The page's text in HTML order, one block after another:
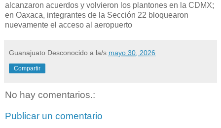
alcanzaron acuerdos y volvieron los plantones en la CDMX;
en Oaxaca, integrantes de la Sección 22 bloquearon
nuevamente el acceso al aeropuerto
Guanajuato Desconocido a la/s mayo 30, 2026
Compartir
No hay comentarios.:
Publicar un comentario